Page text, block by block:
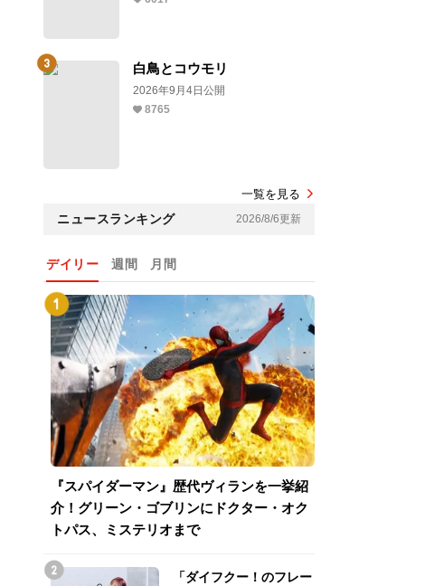
白鳥とコウモリ
2026年9月4日公開
8765
一覧を見る
ニュースランキング 2026/8/6更新
デイリー 週間 月間
『スパイダーマン』歴代ヴィランを一挙紹
介！グリーン・ゴブリンにドクター・オク
トパス、ミステリオまで
「ダイフクー！のフレー